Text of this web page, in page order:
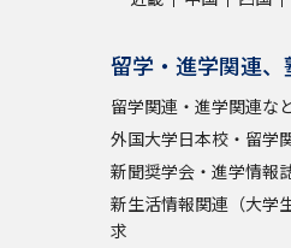
留学・進学関連
留学関連・進学関連な
外国大学日本校・留学
新聞奨学会・進学情報
新生活情報関連（大学
求